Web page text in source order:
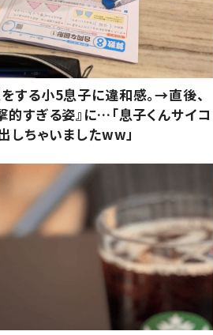
する小5息子に違和感。→直後、
的すぎる姿』に…「息子くんサイコ
しちゃいましたww」